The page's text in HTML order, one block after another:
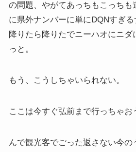
の問題、やがてあっちもこっちも
に県外ナンバーに単にDQNすぎる
降りたら降りたでニーハオにニダ
っと。
もう、こうしちゃいられない。
ここは今すぐ弘前まで行っちゃお
んで観光客でごった返さない今の